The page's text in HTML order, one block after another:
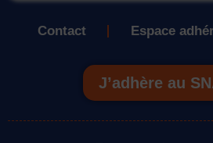
Contact Espace
J’adhère au